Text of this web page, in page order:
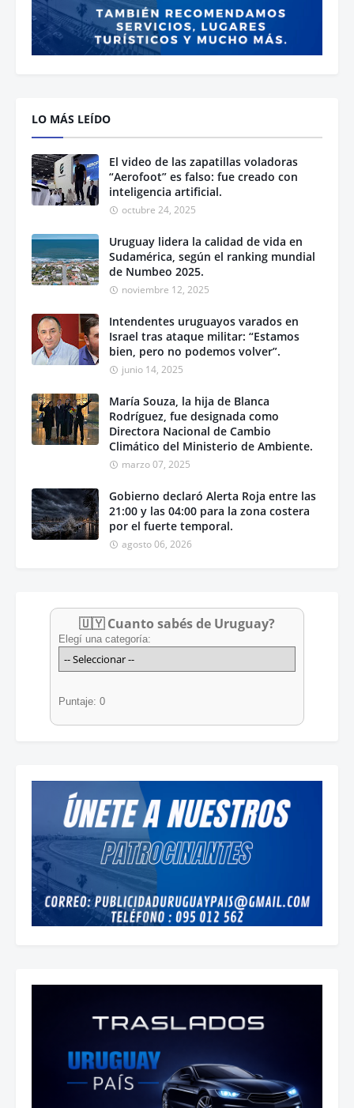
LO MÁS LEÍDO
El video de las zapatillas voladoras
“Aerofoot” es falso: fue creado con
inteligencia artificial.
octubre 24, 2025
Uruguay lidera la calidad de vida en
Sudamérica, según el ranking mundial
de Numbeo 2025.
noviembre 12, 2025
Intendentes uruguayos varados en
Israel tras ataque militar: “Estamos
bien, pero no podemos volver”.
junio 14, 2025
María Souza, la hija de Blanca
Rodríguez, fue designada como
Directora Nacional de Cambio
Climático del Ministerio de Ambiente.
marzo 07, 2025
Gobierno declaró Alerta Roja entre las
21:00 y las 04:00 para la zona costera
por el fuerte temporal.
agosto 06, 2026
🇺🇾 Cuanto sabés de Uruguay?
Elegí una categoría:
Puntaje: 0